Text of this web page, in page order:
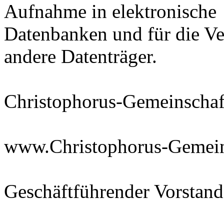
Aufnahme in elektronische
Datenbanken und für die
andere Datenträger.
Christophorus-
www.Christophorus-
Geschäftführender